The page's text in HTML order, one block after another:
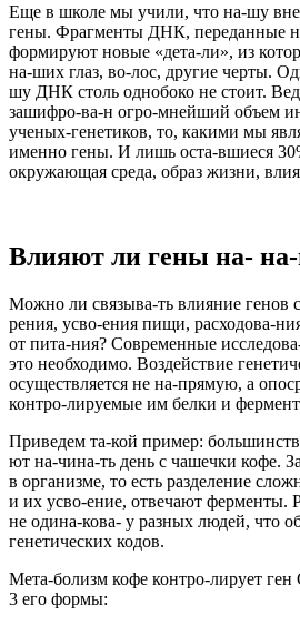
Еще в школе мы учили, что на-шу
гены. Фрагменты ДНК, переданные
формируют новые «дета-ли», из
на-ших глаз, во-лос, другие черты.
шу ДНК столь однобоко не стоит.
зашифро-ва-н огро-мнейший объем
ученых-генетиков, то, какими мы
именно гены. И лишь оста-вшиеся
окружающая среда, образ жизни,
Влияют ли гены на- на-
Можно ли связыва-ть влияние генов
рения, усво-ения пищи, расходова-
от пита-ния? Современные
это необходимо. Воздействие
осуществляется не на-прямую, а
контро-лируемые им белки и
Приведем та-кой пример:
ют на-чина-ть день с чашечки кофе.
в организме, то есть разделение
и их усво-ение, отвечают ферменты.
не одина-кова- у разных людей, что
генетических кодов.
Мета-болизм кофе контро-лирует
3 его формы: